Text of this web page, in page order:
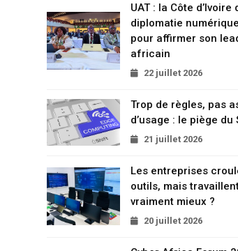
UAT : la Côte d’Ivoire
diplomatie
pour affirmer son
africain
22 juillet 2026
Trop de règles, pas
d’usage : le piège du
21 juillet 2026
Les entreprises
outils, mais
vraiment mieux ?
20 juillet 2026